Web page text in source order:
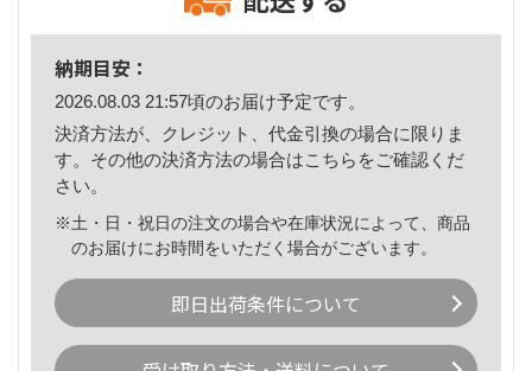
納期目安：
2026.08.03 21:57頃のお届け予定です。
決済方法が、クレジット、代金引換の場合に限りま
す。その他の決済方法の場合はこちら をご確認くだ
さい。
※土・日・祝日の注文の場合や在庫状況によって、商品
のお届けにお時間をいただく場合がございます。
即日出荷条件について